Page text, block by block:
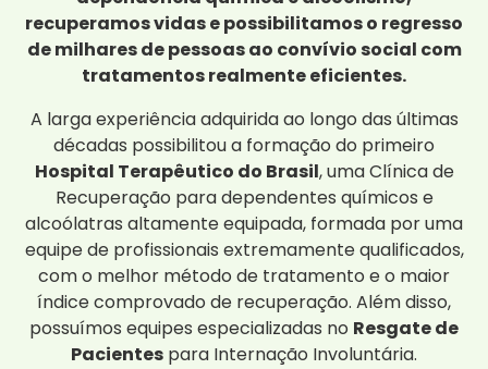
recuperamos vidas e possibilitamos o regresso
de milhares de pessoas ao convívio social com
tratamentos realmente eficientes.
A larga experiência adquirida ao longo das últimas
décadas possibilitou a formação do primeiro
Hospital Terapêutico do Brasil, uma Clínica de
Recuperação para dependentes químicos e
alcoólatras altamente equipada, formada por uma
equipe de profissionais extremamente qualificados,
com o melhor método de tratamento e o maior
índice comprovado de recuperação. Além disso,
possuímos equipes especializadas no Resgate de
Pacientes para Internação Involuntária.